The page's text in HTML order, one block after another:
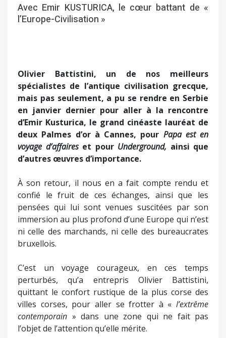
Avec Emir KUSTURICA, le cœur battant de «
l’Europe-Civilisation »
Olivier Battistini, un de nos meilleurs
spécialistes de l’antique civilisation grecque,
mais pas seulement, a pu se rendre en Serbie
en janvier dernier pour aller à la rencontre
d’Emir Kusturica, le grand cinéaste lauréat de
deux Palmes d’or à Cannes, pour Papa est en
voyage d’affaires et pour Underground, ainsi que
d’autres œuvres d’importance.
À son retour, il nous en a fait compte rendu et
confié le fruit de ces échanges, ainsi que les
pensées qui lui sont venues suscitées par son
immersion au plus profond d’une Europe qui n’est
ni celle des marchands, ni celle des bureaucrates
bruxellois.
C’est un voyage courageux, en ces temps
perturbés, qu’a entrepris Olivier Battistini,
quittant le confort rustique de la plus corse des
villes corses, pour aller se frotter à « l’extrême
contemporain » dans une zone qui ne fait pas
l’objet de l’attention qu’elle mérite.